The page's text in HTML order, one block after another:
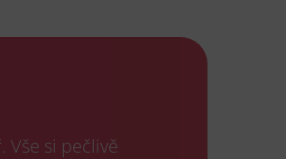
si pečlivě